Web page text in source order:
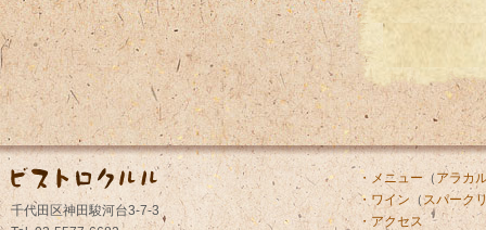
千代田区神田駿河台3-7-3
・メニュー（ アラカ
・ワイン （スパーク
・アクセス